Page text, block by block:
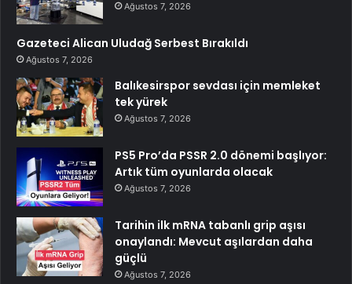
Ağustos 7, 2026
Gazeteci Alican Uludağ Serbest Bırakıldı
Ağustos 7, 2026
Balıkesirspor sevdası için memleket
tek yürek
Ağustos 7, 2026
PS5 Pro’da PSSR 2.0 dönemi başlıyor:
Artık tüm oyunlarda olacak
Ağustos 7, 2026
Tarihin ilk mRNA tabanlı grip aşısı
onaylandı: Mevcut aşılardan daha
güçlü
Ağustos 7, 2026